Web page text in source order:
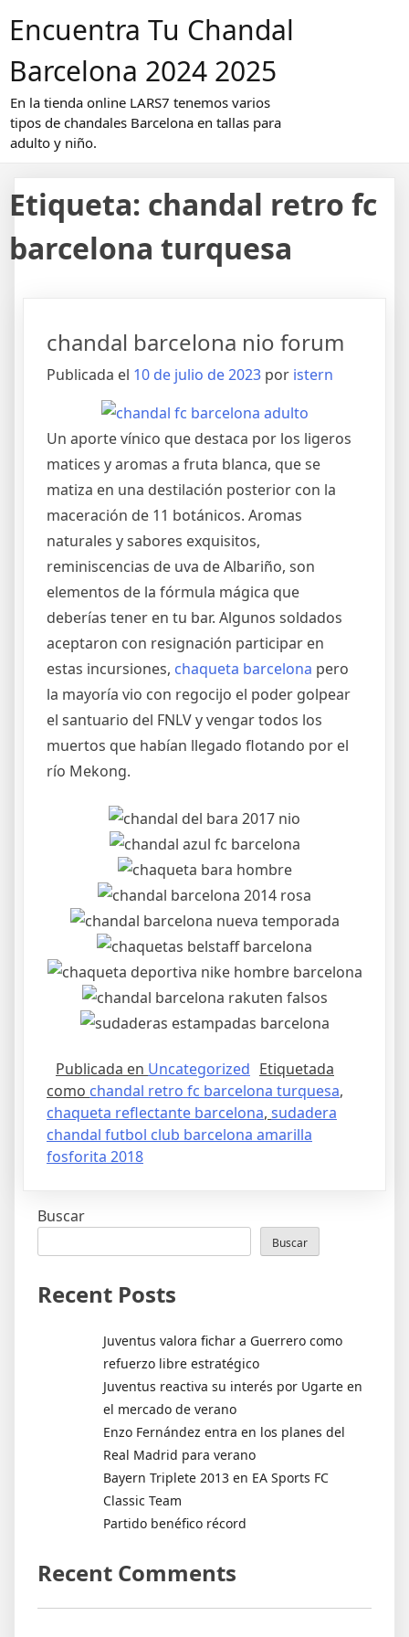
Encuentra Tu Chandal
Barcelona 2024 2025
En la tienda online LARS7 tenemos varios
tipos de chandales Barcelona en tallas para
adulto y niño.
Etiqueta: chandal retro fc
barcelona turquesa
chandal barcelona nio forum
Publicada el 10 de julio de 2023 por istern
Un aporte vínico que destaca por los ligeros
matices y aromas a fruta blanca, que se
matiza en una destilación posterior con la
maceración de 11 botánicos. Aromas
naturales y sabores exquisitos,
reminiscencias de uva de Albariño, son
elementos de la fórmula mágica que
deberías tener en tu bar. Algunos soldados
aceptaron con resignación participar en
estas incursiones, chaqueta barcelona pero
la mayoría vio con regocijo el poder golpear
el santuario del FNLV y vengar todos los
muertos que habían llegado flotando por el
río Mekong.
Publicada en Uncategorized Etiquetada
como chandal retro fc barcelona turquesa,
chaqueta reflectante barcelona, sudadera
chandal futbol club barcelona amarilla
fosforita 2018
Buscar
Buscar
Recent Posts
Juventus valora fichar a Guerrero como
refuerzo libre estratégico
Juventus reactiva su interés por Ugarte en
el mercado de verano
Enzo Fernández entra en los planes del
Real Madrid para verano
Bayern Triplete 2013 en EA Sports FC
Classic Team
Partido benéfico récord
Recent Comments